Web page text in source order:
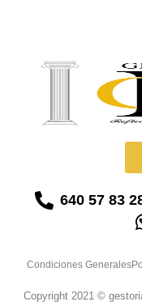
640 57 83
Condiciones Generales
Copyright 2021 ©